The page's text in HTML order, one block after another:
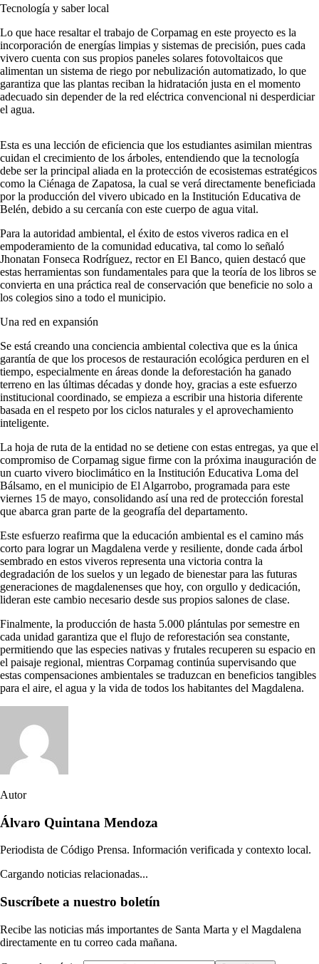
Tecnología y saber local
Lo que hace resaltar el trabajo de Corpamag en este proyecto es la
incorporación de energías limpias y sistemas de precisión, pues cada
vivero cuenta con sus propios paneles solares fotovoltaicos que
alimentan un sistema de riego por nebulización automatizado, lo que
garantiza que las plantas reciban la hidratación justa en el momento
adecuado sin depender de la red eléctrica convencional ni desperdiciar
el agua.
Esta es una lección de eficiencia que los estudiantes asimilan mientras
cuidan el crecimiento de los árboles, entendiendo que la tecnología
debe ser la principal aliada en la protección de ecosistemas estratégicos
como la Ciénaga de Zapatosa, la cual se verá directamente beneficiada
por la producción del vivero ubicado en la Institución Educativa de
Belén, debido a su cercanía con este cuerpo de agua vital.
Para la autoridad ambiental, el éxito de estos viveros radica en el
empoderamiento de la comunidad educativa, tal como lo señaló
Jhonatan Fonseca Rodríguez, rector en El Banco, quien destacó que
estas herramientas son fundamentales para que la teoría de los libros se
convierta en una práctica real de conservación que beneficie no solo a
los colegios sino a todo el municipio.
Una red en expansión
Se está creando una conciencia ambiental colectiva que es la única
garantía de que los procesos de restauración ecológica perduren en el
tiempo, especialmente en áreas donde la deforestación ha ganado
terreno en las últimas décadas y donde hoy, gracias a este esfuerzo
institucional coordinado, se empieza a escribir una historia diferente
basada en el respeto por los ciclos naturales y el aprovechamiento
inteligente.
La hoja de ruta de la entidad no se detiene con estas entregas, ya que el
compromiso de Corpamag sigue firme con la próxima inauguración de
un cuarto vivero bioclimático en la Institución Educativa Loma del
Bálsamo, en el municipio de El Algarrobo, programada para este
viernes 15 de mayo, consolidando así una red de protección forestal
que abarca gran parte de la geografía del departamento.
Este esfuerzo reafirma que la educación ambiental es el camino más
corto para lograr un Magdalena verde y resiliente, donde cada árbol
sembrado en estos viveros representa una victoria contra la
degradación de los suelos y un legado de bienestar para las futuras
generaciones de magdalenenses que hoy, con orgullo y dedicación,
lideran este cambio necesario desde sus propios salones de clase.
Finalmente, la producción de hasta 5.000 plántulas por semestre en
cada unidad garantiza que el flujo de reforestación sea constante,
permitiendo que las especies nativas y frutales recuperen su espacio en
el paisaje regional, mientras Corpamag continúa supervisando que
estas compensaciones ambientales se traduzcan en beneficios tangibles
para el aire, el agua y la vida de todos los habitantes del Magdalena.
Autor
Álvaro Quintana Mendoza
Periodista de Código Prensa. Información verificada y contexto local.
Cargando noticias relacionadas...
Suscríbete a nuestro boletín
Recibe las noticias más importantes de Santa Marta y el Magdalena
directamente en tu correo cada mañana.